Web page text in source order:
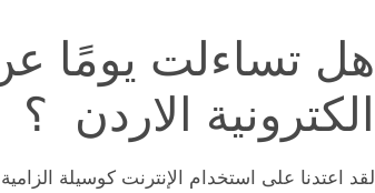
هل تساءلت يومًا
الكترونية الاردن ؟
لقد اعتدنا على استخدام الإنترنت كوسيلة